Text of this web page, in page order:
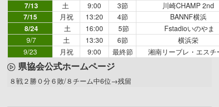
7/13
土 9:00 3節
川崎CHAMP 2nd
7/15
月祝 13:20 4節
BANNF横浜
8/24
土 16:00 5節
Fstadioいのやま
9/7
土 13:30 6節
横浜栄
9/23
月祝 9:00 最終節 湘南リーブレ・エスチ
県協会公式ホームページ
８戦２勝０分６敗/８チーム中6位→残留